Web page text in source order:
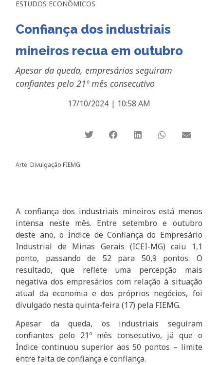
ESTUDOS ECONÔMICOS
Confiança dos industriais
mineiros recua em outubro
Apesar da queda, empresários seguiram
confiantes pelo 21º mês consecutivo
17/10/2024 | 10:58 AM
Arte: Divulgação FIEMG
A confiança dos industriais mineiros está menos
intensa neste mês. Entre setembro e outubro
deste ano, o Índice de Confiança do Empresário
Industrial de Minas Gerais (ICEI-MG) caiu 1,1
ponto, passando de 52 para 50,9 pontos. O
resultado, que reflete uma percepção mais
negativa dos empresários com relação à situação
atual da economia e dos próprios negócios, foi
divulgado nesta quinta-feira (17) pela FIEMG.
Apesar da queda, os industriais seguiram
confiantes pelo 21º mês consecutivo, já que o
Índice continuou superior aos 50 pontos – limite
entre falta de confiança e confiança.